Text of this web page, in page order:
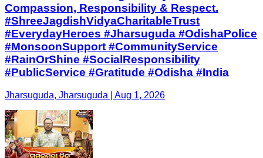
Compassion, Responsibility & Respect.
#ShreeJagdishVidyaCharitableTrust
#EverydayHeroes #Jharsuguda #OdishaPolice
#MonsoonSupport #CommunityService
#RainOrShine #SocialResponsibility
#PublicService #Gratitude #Odisha #India
Jharsuguda, Jharsuguda | Aug 1, 2026